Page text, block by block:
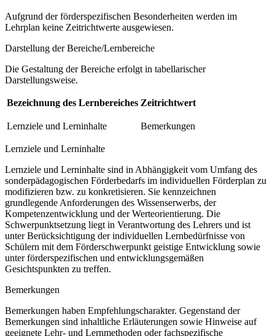
Aufgrund der förderspezifischen Besonderheiten werden im
Lehrplan keine Zeitrichtwerte ausgewiesen.
Darstellung der Bereiche/Lernbereiche
Die Gestaltung der Bereiche erfolgt in tabellarischer
Darstellungsweise.
Bezeichnung des Lernbereiches Zeitrichtwert
Lernziele und Lerninhalte Bemerkungen
Lernziele und Lerninhalte
Lernziele und Lerninhalte sind in Abhängigkeit vom Umfang des
sonderpädagogischen Förderbedarfs im individuellen Förderplan zu
modifizieren bzw. zu konkretisieren. Sie kennzeichnen
grundlegende Anforderungen des Wissenserwerbs, der
Kompetenzentwicklung und der Werteorientierung. Die
Schwerpunktsetzung liegt in Verantwortung des Lehrers und ist
unter Berücksichtigung der individuellen Lernbedürfnisse von
Schülern mit dem Förderschwerpunkt geistige Entwicklung sowie
unter förderspezifischen und entwicklungsgemäßen
Gesichtspunkten zu treffen.
Bemerkungen
Bemerkungen haben Empfehlungscharakter. Gegenstand der
Bemerkungen sind inhaltliche Erläuterungen sowie Hinweise auf
geeignete Lehr- und Lernmethoden oder fachspezifische